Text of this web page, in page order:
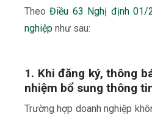
TheoĐiều 63 Nghị định 01/
nghiệp như sau:
1. Khi đăng ký, thông
nhiệm bổ sung thông
Trường hợp doanh nghiệp